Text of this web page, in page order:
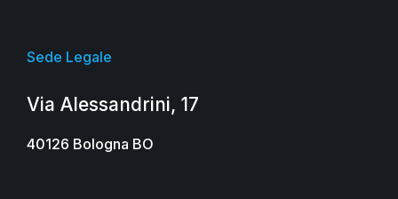
Sede Legale
Via Alessandrini, 17
40126 Bologna BO